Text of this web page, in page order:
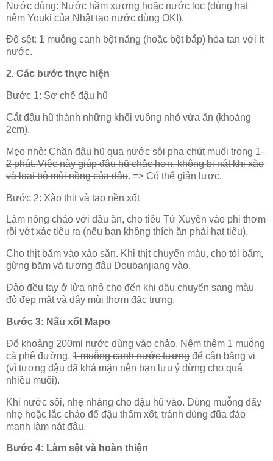
Nước dùng: Nước hầm xương hoặc nước lọc (dùng hạt
nêm Youki của Nhật tạo nước dùng OK!).
Độ sệt: 1 muỗng canh bột năng (hoặc bột bắp) hòa tan với ít
nước.
2. Các bước thực hiện
Bước 1: Sơ chế đậu hũ
Cắt đậu hũ thành những khối vuông nhỏ vừa ăn (khoảng
2cm).
Mẹo nhỏ: Chần đậu hũ qua nước sôi pha chút muối trong 1-
2 phút. Việc này giúp đậu hũ chắc hơn, không bị nát khi xào
và loại bỏ mùi nồng của đậu. => Có thể giản lược.
Bước 2: Xào thịt và tạo nền xốt
Làm nóng chảo với dầu ăn, cho tiêu Tứ Xuyên vào phi thơm
rồi vớt xác tiêu ra (nếu bạn không thích ăn phải hạt tiêu).
Cho thịt băm vào xào săn. Khi thịt chuyển màu, cho tỏi băm,
gừng băm và tương đậu Doubanjiang vào.
Đảo đều tay ở lửa nhỏ cho đến khi dầu chuyển sang màu
đỏ đẹp mắt và dậy mùi thơm đặc trưng.
Bước 3: Nấu xốt Mapo
Đổ khoảng 200ml nước dùng vào chảo. Nêm thêm 1 muỗng
cà phê đường, 1 muỗng canh nước tương để cân bằng vị
(vì tương đậu đã khá mặn nên bạn lưu ý đừng cho quá
nhiều muối).
Khi nước sôi, nhẹ nhàng cho đậu hũ vào. Dùng muỗng đẩy
nhẹ hoặc lắc chảo để đậu thấm xốt, tránh dùng đũa đảo
mạnh làm nát đậu.
Bước 4: Làm sệt và hoàn thiện